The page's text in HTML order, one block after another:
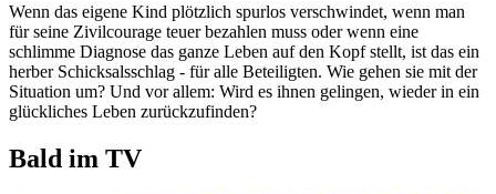
Wenn das eigene Kind plötzlich spurlos verschwindet, wenn man
für seine Zivilcourage teuer bezahlen muss oder wenn eine
schlimme Diagnose das ganze Leben auf den Kopf stellt, ist das ein
herber Schicksalsschlag - für alle Beteiligten. Wie gehen sie mit der
Situation um? Und vor allem: Wird es ihnen gelingen, wieder in ein
glückliches Leben zurückzufinden?
Bald im TV